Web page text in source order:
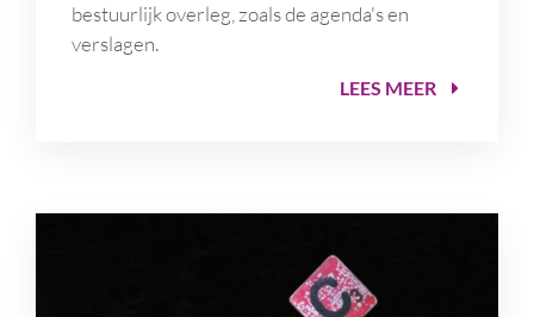
bestuurlijk overleg, zoals de agenda's en
verslagen.
LEES MEER